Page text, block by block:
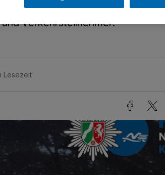
Rückgang der schwer
Verkehrsteilnehmer.
Lesezeit